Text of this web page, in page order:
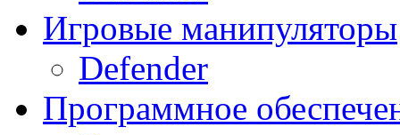
Игровые манипуляторы
Defender
Программное